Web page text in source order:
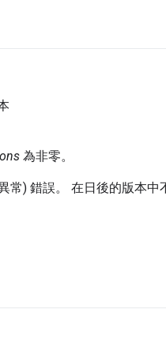
為非零。
常) 錯誤。 在日後的版本中